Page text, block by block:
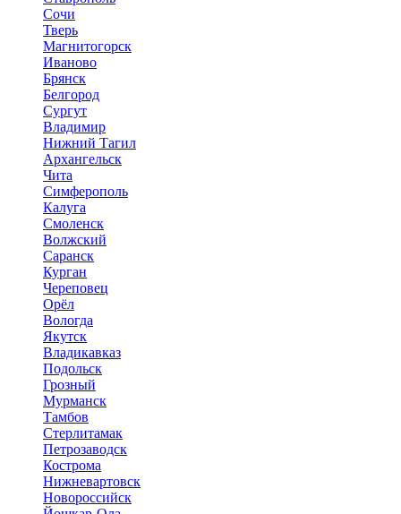
Сочи
Тверь
Магнитогорск
Иваново
Брянск
Белгород
Сургут
Владимир
Нижний Тагил
Архангельск
Чита
Симферополь
Калуга
Смоленск
Волжский
Саранск
Курган
Череповец
Орёл
Вологда
Якутск
Владикавказ
Подольск
Грозный
Мурманск
Тамбов
Стерлитамак
Петрозаводск
Кострома
Нижневартовск
Новороссийск